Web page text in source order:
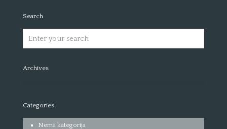
Search
Archives
Categories
Nema kategorija